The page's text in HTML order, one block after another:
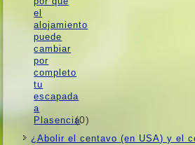
(0)
¿Abolir el centavo (en USA) y el